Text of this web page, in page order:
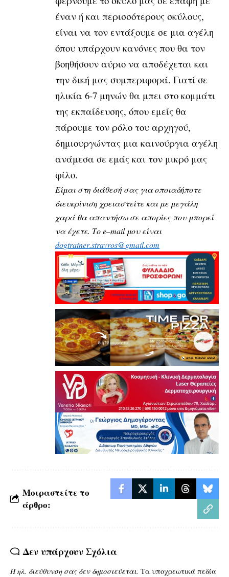
έναν ή και περισσότερους σκύλους,
είναι να τον εντάξουμε σε μια αγέλη
όπου υπάρχουν κανόνες που θα τον
βοηθήσουν αύριο να αποδέχεται και
την δική μας συμπεριφορά. Γιατί σε
ηλικία 6-7 μηνών θα μπει στο κομμάτι
της εκπαίδευσης, όπου εμείς θα
πάρουμε τον ρόλο του αρχηγού,
δημιουργώντας μια καινούργια αγέλη
ανάμεσα σε εμάς και τον μικρό μας
φίλο.
Είμαι στη διάθεσή σας για οποιαδήποτε
διευκρίνιση χρειαστείτε και με μεγάλη
χαρά θα απαντήσω σε απορίες που μπορεί
να έχετε. Τοe–mailμου είναι
dogtrainer.stravros@gmail.com
Μοιραστείτε το
άρθρο:
Δεν υπάρχουν Σχόλια
Η ηλ. διεύθυνση σας δεν δημοσιεύεται. Τα υποχρεωτικά πεδία